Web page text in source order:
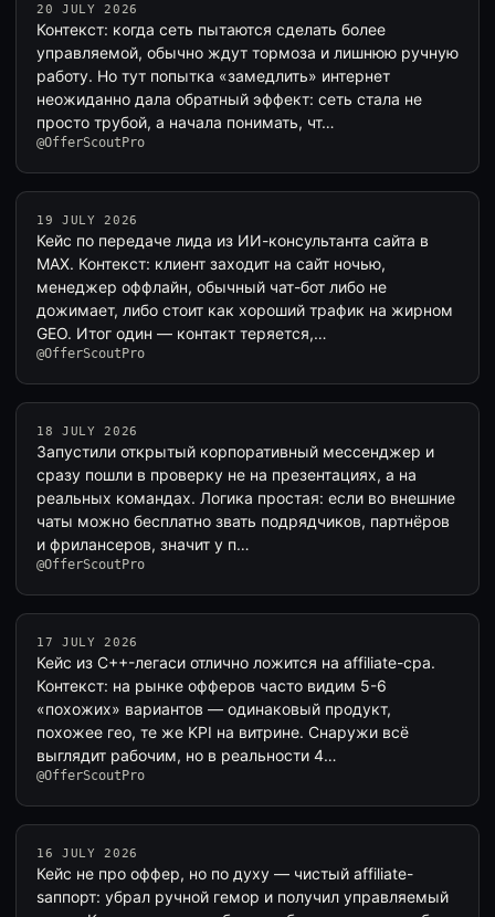
20 JULY 2026
Контекст: когда сеть пытаются сделать более
управляемой, обычно ждут тормоза и лишнюю ручную
работу. Но тут попытка «замедлить» интернет
неожиданно дала обратный эффект: сеть стала не
просто трубой, а начала понимать, чт…
@OfferScoutPro
19 JULY 2026
Кейс по передаче лида из ИИ-консультанта сайта в
MAX. Контекст: клиент заходит на сайт ночью,
менеджер оффлайн, обычный чат-бот либо не
дожимает, либо стоит как хороший трафик на жирном
GEO. Итог один — контакт теряется,…
@OfferScoutPro
18 JULY 2026
Запустили открытый корпоративный мессенджер и
сразу пошли в проверку не на презентациях, а на
реальных командах. Логика простая: если во внешние
чаты можно бесплатно звать подрядчиков, партнёров
и фрилансеров, значит у п…
@OfferScoutPro
17 JULY 2026
Кейс из C++-легаси отлично ложится на affiliate-cpa.
Контекст: на рынке офферов часто видим 5-6
«похожих» вариантов — одинаковый продукт,
похожее гео, те же KPI на витрине. Снаружи всё
выглядит рабочим, но в реальности 4…
@OfferScoutPro
16 JULY 2026
Кейс не про оффер, но по духу — чистый affiliate-
sаппорт: убрал ручной гемор и получил управляемый